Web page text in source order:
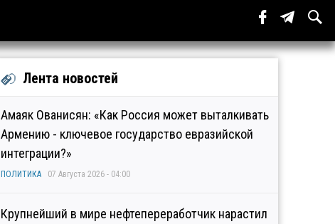
Лента новостей
Амаяк Ованисян: «Как Россия может выталкивать
Армению - ключевое государство евразийской
интеграции?»
ПОЛИТИКА 07 Августа 2026 - 04:00
Крупнейший в мире нефтепереработчик нарастил